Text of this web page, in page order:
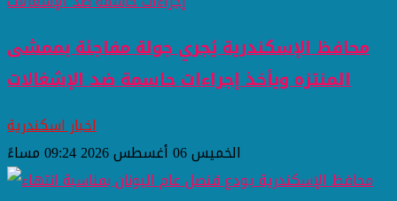
محافظ الإسكندرية يُجري جولة مفاجئة بممشى
المنتزه ويأخذ إجراءات حاسمة ضد الإشغالات
اخبار اسكندرية
الخميس 06 أغسطس 2026 09:24 مساءً